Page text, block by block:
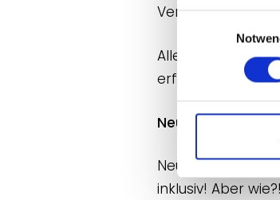
Vernetzung ein.
Alle Seminare
erforderlich sind.
Neu: Exkursion
Neu in das
inklusiv! Aber